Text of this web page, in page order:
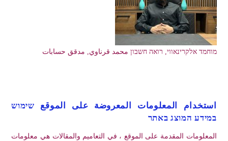
מוחמד אלקרינאווי, רואה חשבון محمد قرناوي, مدقق حسابات
استخدام المعلومات المعروضة على الموقع שימוש
במידע המוצג באתר
المعلومات المقدمة على الموقع ، في التعاميم والمقالات هي معلومات